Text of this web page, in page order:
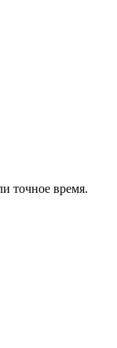
точное время.